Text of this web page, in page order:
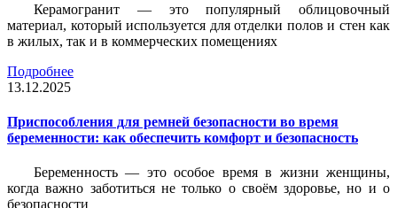
Керамогранит — это популярный облицовочный
материал, который используется для отделки полов и стен как
в жилых, так и в коммерческих помещениях
Подробнее
13.12.2025
Приспособления для ремней безопасности во время
беременности: как обеспечить комфорт и безопасность
Беременность — это особое время в жизни женщины,
когда важно заботиться не только о своём здоровье, но и о
безопасности